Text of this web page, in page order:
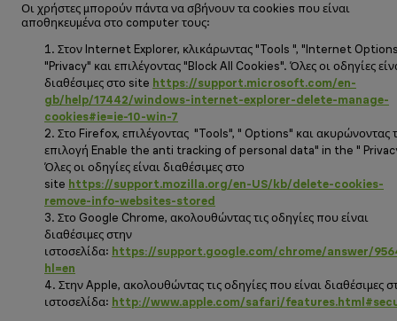
Οι χρήστες μπορούν πάντα να σβήνουν τα cookies που είναι
αποθηκευμένα στο computer τους:
Στον Internet Explorer, κλικάρωντας "Tools ", "Internet
"Privacy" και επιλέγοντας "Block All Cookies". Όλες οι οδηγίες
διαθέσιμες στο site https://support.microsoft.com/en-
gb/help/17442/windows-internet-explorer-delete-manage-
cookies#ie=ie-10-win-7
Στο Firefox, επιλέγοντας "Tools", " Options" και ακυρώνοντας
επιλογή Enable the anti tracking of personal data" in the "
Όλες οι οδηγίες είναι διαθέσιμες στο
site https://support.mozilla.org/en-US/kb/delete-cookies-
remove-info-websites-stored
Στο Google Chrome, ακολουθώντας τις οδηγίες που είναι
διαθέσιμες στην
ιστοσελίδα: https://support.google.com/chrome/answer/
hl=en
Στην Apple, ακολουθώντας τις οδηγίες που είναι διαθέσιμες
ιστοσελίδα: http://www.apple.com/safari/features.html#